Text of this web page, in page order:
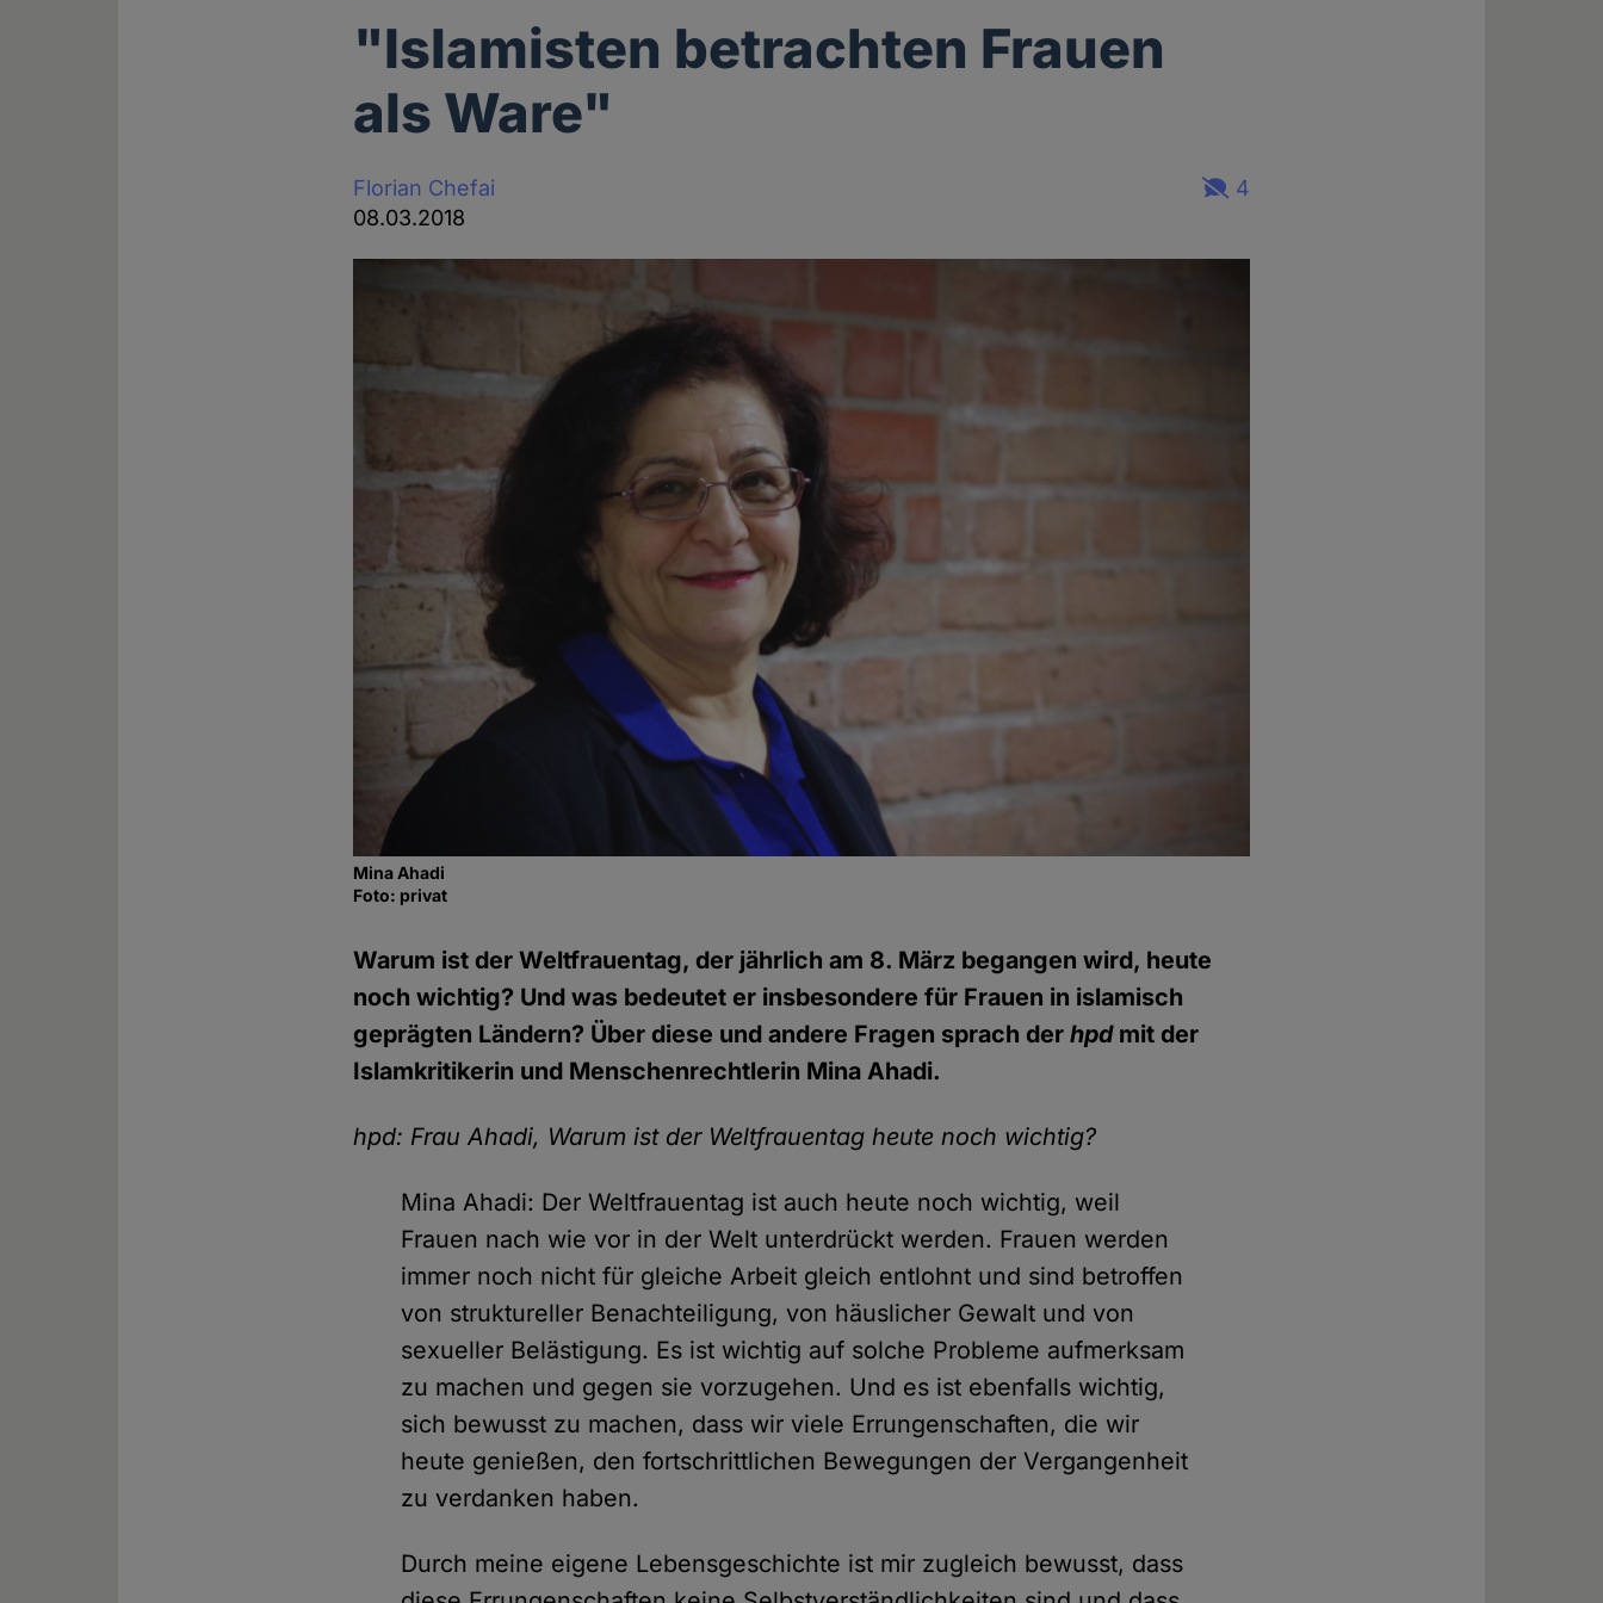
"Islamisten betrachten Frauen
als Ware"
Florian Chefai
08.03.2018
4
Mina Ahadi
Foto: privat
Warum ist der Weltfrauentag, der jährlich am 8. März begangen wird, heute
noch wichtig? Und was bedeutet er insbesondere für Frauen in islamisch
geprägten Ländern? Über diese und andere Fragen sprach derhpdmit der
Islamkritikerin und Menschenrechtlerin Mina Ahadi.
hpd: Frau Ahadi, Warum ist der Weltfrauentag heute noch wichtig?
Mina Ahadi: Der Weltfrauentag ist auch heute noch wichtig, weil
Frauen nach wie vor in der Welt unterdrückt werden. Frauen werden
immer noch nicht für gleiche Arbeit gleich entlohnt und sind betroffen
von struktureller Benachteiligung, von häuslicher Gewalt und von
sexueller Belästigung. Es ist wichtig auf solche Probleme aufmerksam
zu machen und gegen sie vorzugehen. Und es ist ebenfalls wichtig,
sich bewusst zu machen, dass wir viele Errungenschaften, die wir
heute genießen, den fortschrittlichen Bewegungen der Vergangenheit
zu verdanken haben.
Durch meine eigene Lebensgeschichte ist mir zugleich bewusst, dass